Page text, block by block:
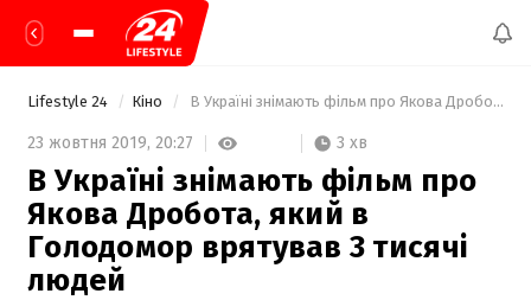
Lifestyle 24 Кіно В Україні знімають фільм про Якова Дробота, який в Голодомор врятував 3 тисячі людей
23 жовтня 2019, 20:27 3 хв
В Україні знімають фільм про
Якова Дробота, який в
Голодомор врятував 3 тисячі
людей